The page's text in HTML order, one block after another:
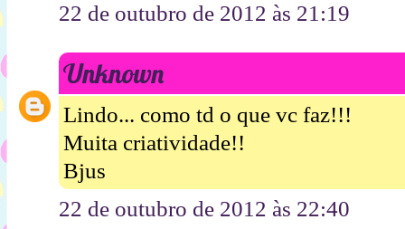
22 de outubro de 2012 às 21:19
Unknown
Lindo... como td o que vc faz!!!
Muita criatividade!!
Bjus
22 de outubro de 2012 às 22:40